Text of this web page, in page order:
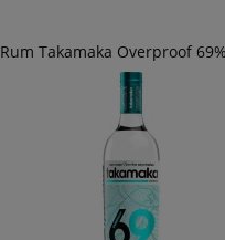
Rum Takamaka Overproof